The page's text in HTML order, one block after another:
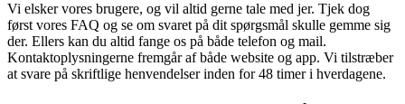
Vi elsker vores brugere, og vil altid gerne tale med jer. Tjek dog
først vores FAQ og se om svaret på dit spørgsmål skulle gemme sig
der. Ellers kan du altid fange os på både telefon og mail.
Kontaktoplysningerne fremgår af både website og app. Vi tilstræber
at svare på skriftlige henvendelser inden for 48 timer i hverdagene.